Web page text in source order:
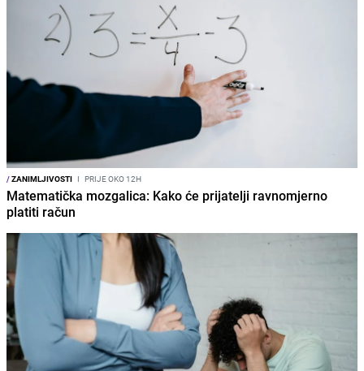
/ZANIMLJIVOSTI I PRIJE OKO 12H
Matematička mozgalica: Kako će prijatelji ravnomjerno
platiti račun